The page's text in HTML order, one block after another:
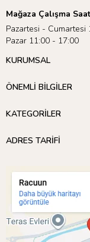
Mağaza Çalışma
Pazartesi - Cumartesi
Pazar 11:00 - 17:00
KURUMSAL
ÖNEMLİ BİLGİLER
KATEGORİLER
ADRES TARİFİ